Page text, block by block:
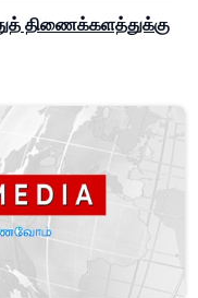
திணைக்களத்துக்கு